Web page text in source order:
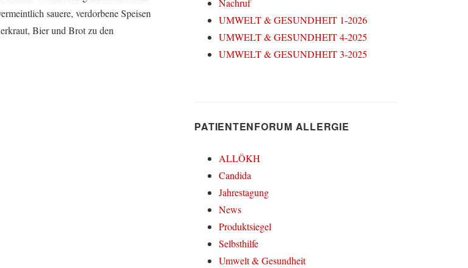
sauere, verdorbene Speisen
Bier und Brot zu den
Nachruf
UMWELT & GESUNDHEIT 1-2026
UMWELT & GESUNDHEIT 4-2025
UMWELT & GESUNDHEIT 3-2025
PATIENTENFORUM ALLERGIE
ALLÖKH
Candida
Jahrestagung
News
Produktsiegel
Selbsthilfe
Umwelt & Gesundheit